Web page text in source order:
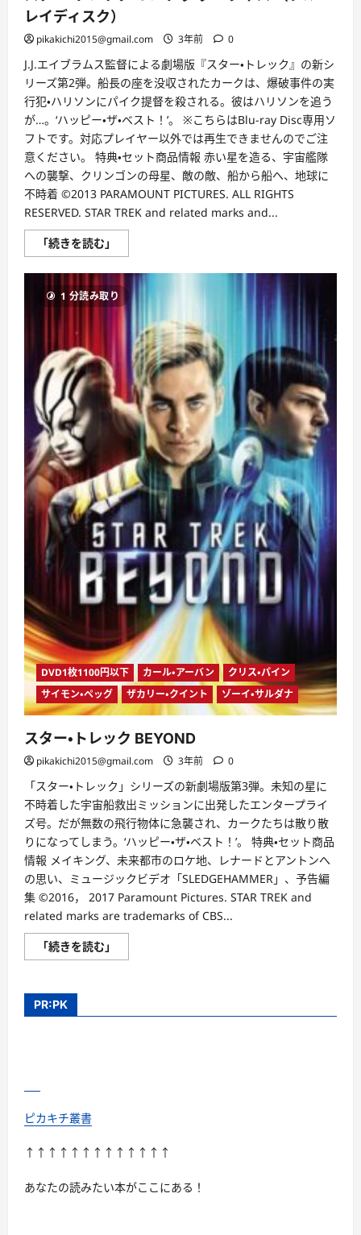
レイディスク）
pikakichi2015@gmail.com 3年前 0
J.J.エイブラムス監督による劇場版『スター・トレック』の新シ
リーズ第2弾。船長の座を没収されたカークは、爆破事件の実
行犯・ハリソンにパイク提督を殺される。彼はハリソンを追う
が…。‘ハッピー・ザ・ベスト！’。 ※こちらはBlu-ray Disc専用ソ
フトです。対応プレイヤー以外では再生できませんのでご注
意ください。 特典・セット商品情報 赤い星を造る、宇宙艦隊
への襲撃、クリンゴンの母星、敵の敵、船から船へ、地球に
不時着 ©2013 PARAMOUNT PICTURES. ALL RIGHTS
RESERVED. STAR TREK and related marks and...
「続きを読む」
タ
ト
レ
ッ
ク
イ
ダ
ー
ク
ネ
ス
（ブ
ル
レ
イ
デ
ィ
ス
ク）
に
い
て
さ
ら
に
読
む
1 分読み取り
DVD1枚1100円以下 カール・アーバン
クリス・パイン
サイモン・ペッグ
ザカリー・クイント ゾーイ・サルダナ
スター・トレック BEYOND
pikakichi2015@gmail.com 3年前 0
「スター・トレック」シリーズの新劇場版第3弾。未知の星に
不時着した宇宙船救出ミッションに出発したエンタープライ
ズ号。だが無数の飛行物体に急襲され、カークたちは散り散
りになってしまう。‘ハッピー・ザ・ベスト！’。 特典・セット商品
情報 メイキング、未来都市のロケ地、レナードとアントンへ
の思い、ミュージックビデオ「SLEDGEHAMMER」、予告編
集 ©2016， 2017 Paramount Pictures. STAR TREK and
related marks are trademarks of CBS...
「続きを読む」
タ
ク
PR:PK
ピカキチ叢書
↑↑↑↑↑↑↑↑↑↑↑↑↑
あなたの読みたい本がここにある！